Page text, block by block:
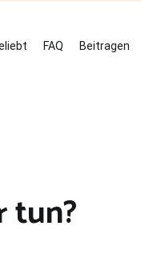
FAQ Beitragen
tun?